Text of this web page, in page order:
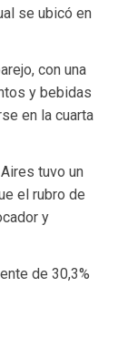
se ubicó en
con una
y bebidas
en la cuarta
tuvo un
el rubro de
y
de 30,3%